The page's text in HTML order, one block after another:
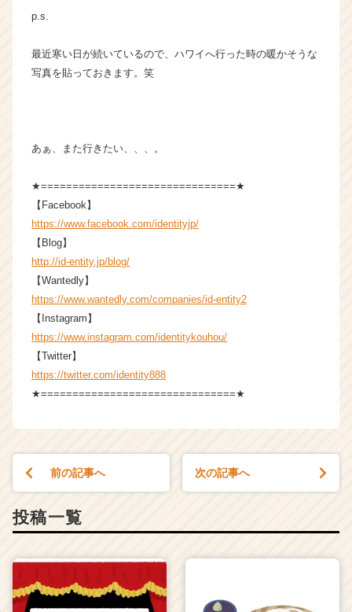
p.s.
最近寒い日が続いているので、ハワイへ行った時の暖かそうな
写真を貼っておきます。笑
あぁ、また行きたい、、、。
★===============================★
【Facebook】
https://www.facebook.com/identityjp/
【Blog】
http://id-entity.jp/blog/
【Wantedly】
https://www.wantedly.com/companies/id-entity2
【Instagram】
https://www.instagram.com/identitykouhou/
【Twitter】
https://twitter.com/identity888
★===============================★
前の記事へ 次の記事へ
投稿一覧